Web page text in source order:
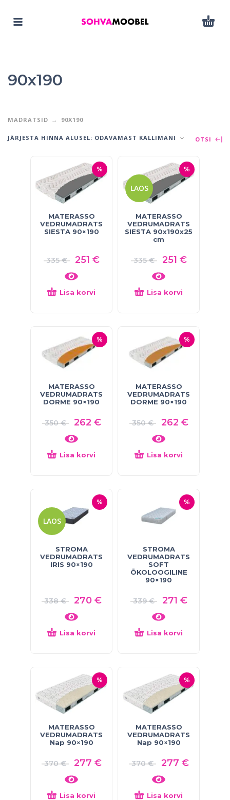
90x190
MADRATSID 90X190
JÄRJESTA HINNA ALUSEL: ODAVAMAST KALLIMANI OTSI
%
MATERASSO
VEDRUMADRATS
SIESTA 90×190
335€ 251 €
Lisa korvi
%
LAOS
MATERASSO
VEDRUMADRATS
SIESTA 90x190x25
cm
335€ 251 €
Lisa korvi
%
MATERASSO
VEDRUMADRATS
DORME 90×190
350€ 262 €
Lisa korvi
%
MATERASSO
VEDRUMADRATS
DORME 90×190
350€ 262 €
Lisa korvi
%
LAOS
STROMA
VEDRUMADRATS
IRIS 90×190
338€ 270 €
Lisa korvi
%
STROMA
VEDRUMADRATS
SOFT
ÖKOLOOGILINE
90×190
339€ 271 €
Lisa korvi
%
MATERASSO
VEDRUMADRATS
Nap 90×190
370€ 277 €
Lisa korvi
%
MATERASSO
VEDRUMADRATS
Nap 90×190
370€ 277 €
Lisa korvi